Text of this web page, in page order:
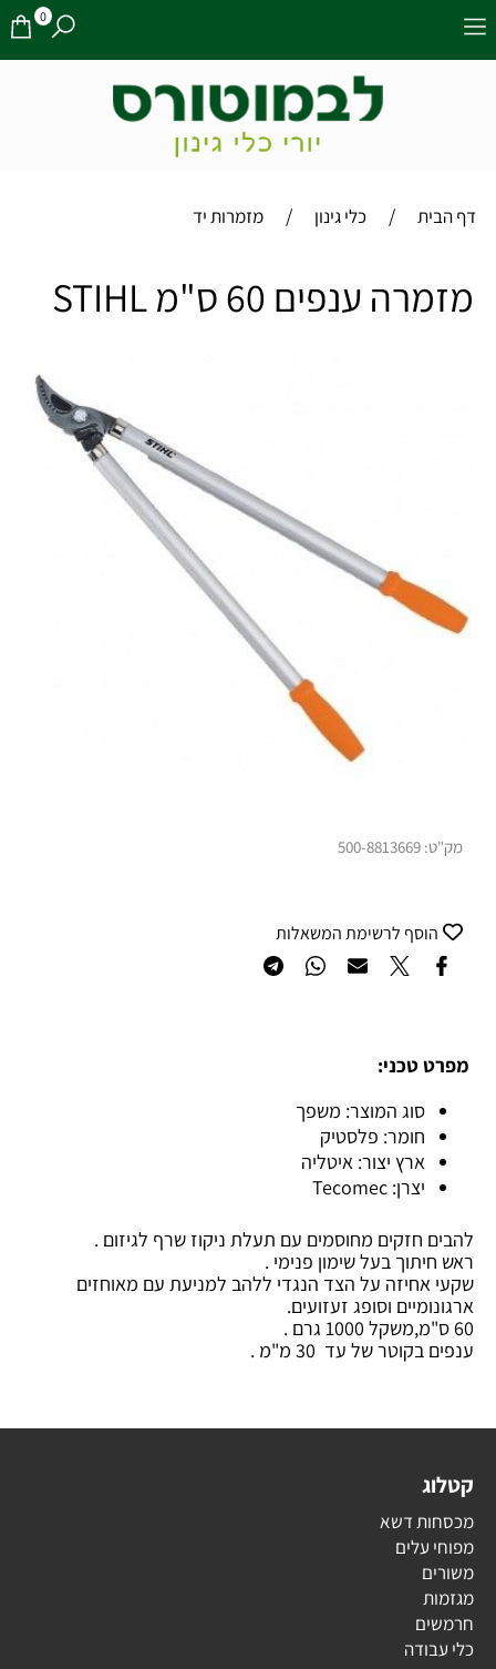
0
דף הבית / כלי גינון / מזמרות יד
מזמרה ענפים 60 ס"מ STIHL
מק"ט: 500-8813669
הוסף לרשימת המשאלות
מפרט טכני:
סוג המוצר: משפך
חומר: פלסטיק
ארץ יצור: איטליה
יצרן: Tecomec
להבים חזקים מחוסמים עם תעלת ניקוז שרף לגיזום .
ראש חיתוך בעל שימון פנימי .
שקעי אחיזה על הצד הנגדי ללהב למניעת עם מאוחזים
ארגונומיים וסופג זעזועים.
60 ס"מ,משקל 1000 גרם .
ענפים בקוטר של עד 30 מ"מ .
קטלוג
מכסחות דשא
מפוחי עלים
משורים
מגזמות
חרמשים
כלי עבודה